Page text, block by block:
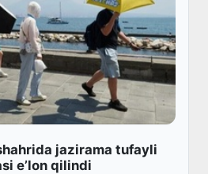
jazirama tufayli
e’lon qilindi